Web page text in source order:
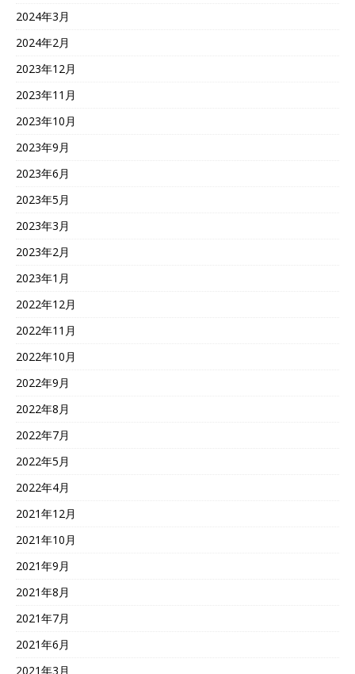
2024年3月
2024年2月
2023年12月
2023年11月
2023年10月
2023年9月
2023年6月
2023年5月
2023年3月
2023年2月
2023年1月
2022年12月
2022年11月
2022年10月
2022年9月
2022年8月
2022年7月
2022年5月
2022年4月
2021年12月
2021年10月
2021年9月
2021年8月
2021年7月
2021年6月
2021年3月